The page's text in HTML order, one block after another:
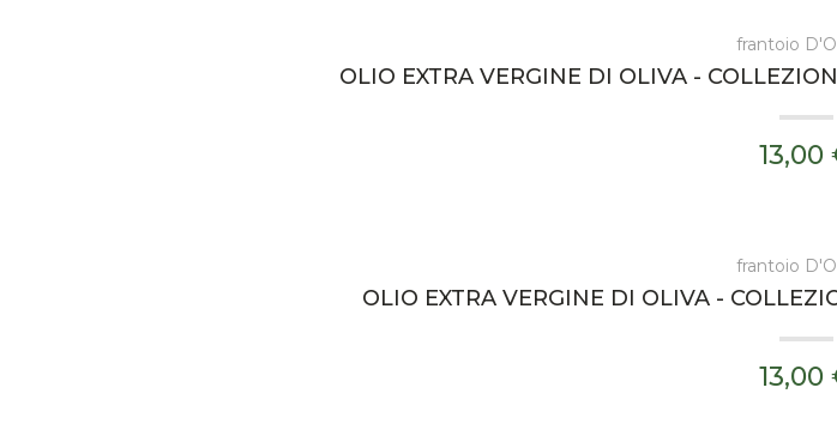
frantoio
OLIO EXTRA VERGINE DI OLIVA -
13,00
frantoio
OLIO EXTRA VERGINE DI OLIVA -
13,00